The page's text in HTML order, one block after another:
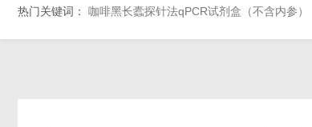
热门关键词： 咖啡黑长蠹探针法qPCR试剂盒（不含内参）